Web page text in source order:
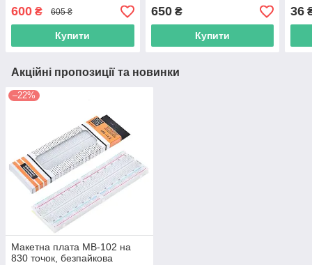
600 ₴ 605 ₴
Купити
650₴
Купити
36
Акційні пропозиції та новинки
–22%
Макетна плата MB-102 на
830 точок, безпайкова